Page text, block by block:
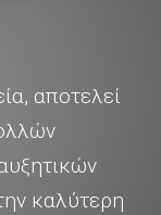
αποτελεί
καλύτερη